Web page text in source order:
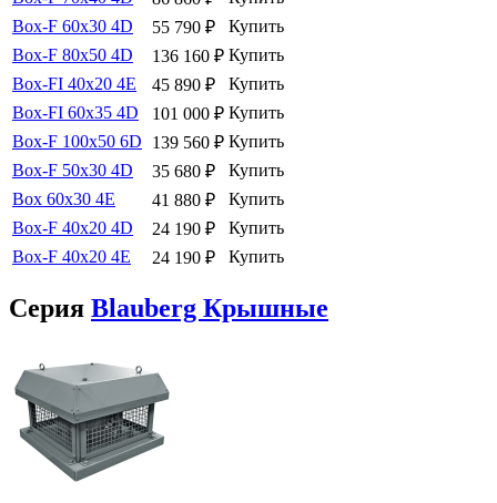
Box-F 60х30 4D
55 790 ₽
Купить
Box-F 80х50 4D
136 160 ₽ Купить
Box-FI 40x20 4E
45 890 ₽
Купить
Box-FI 60x35 4D
101 000 ₽ Купить
Box-F 100х50 6D
139 560 ₽ Купить
Box-F 50х30 4D
35 680 ₽
Купить
Box 60x30 4E
41 880 ₽
Купить
Box-F 40х20 4D
24 190 ₽
Купить
Box-F 40х20 4E
24 190 ₽ Купить
Серия Blauberg Крышные